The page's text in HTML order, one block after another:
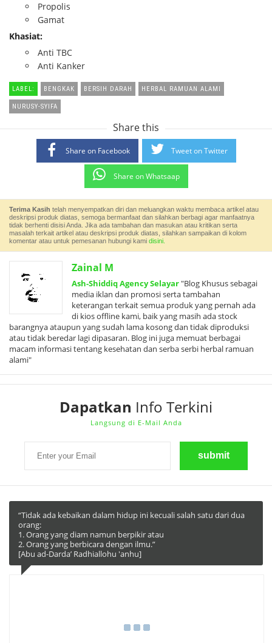
Propolis
Gamat
Khasiat:
Anti TBC
Anti Kanker
LABEL: BENGKAK BERSIH DARAH HERBAL RAMUAN ALAMI
NURUSY-SYIFA
Share this
Share on Facebook Tweet on Twitter
Share on Whatsaap
Terima Kasih telah menyempatkan diri dan meluangkan waktu membaca artikel atau
deskripsi produk diatas, semoga bermanfaat dan silahkan berbagi agar manfaatnya
tidak berhenti disisi Anda. Jika ada tambahan dan masukan atau kritikan serta
masalah terkait artikel atau deskripsi produk diatas, silahkan sampaikan di kolom
komentar atau untuk pemesanan hubungi kami disini.
Zainal M
Ash-Shiddiq Agency Selayar"Blog Khusus sebagai
media iklan dan promosi serta tambahan
keterangan terkait semua produk yang pernah ada
di kios offline kami, baik yang masih ada stock
barangnya ataupun yang sudah lama kosong dan tidak diproduksi
atau tidak beredar lagi dipasaran. Blog ini juga memuat berbagai
macam informasi tentang kesehatan dan serba serbi herbal ramuan
alami"
Dapatkan Info Terkini
Langsung di E-Mail Anda
“Tidak ada kebaikan dalam hidup ini kecuali salah satu dari dua
orang:
1. Orang yang diam namun berpikir atau
2. Orang yang berbicara dengan ilmu.”
[Abu ad-Darda’ Radhiallohu 'anhu]